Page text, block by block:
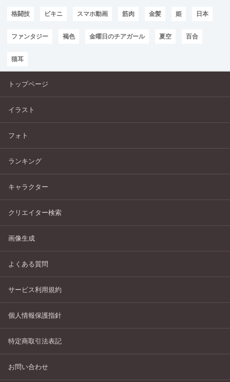
格闘技 ビキニ スマホ動画 筋肉 金髪 姫 日本
ファンタジー 褐色 金曜日のチアガール 夏空 百合
猫耳
トップページ
イラスト
フォト
ランキング
キャラクター
クリエイター検索
画像生成
よくある質問
サービス利用規約
個人情報保護指針
特定商取引法表記
お問い合わせ